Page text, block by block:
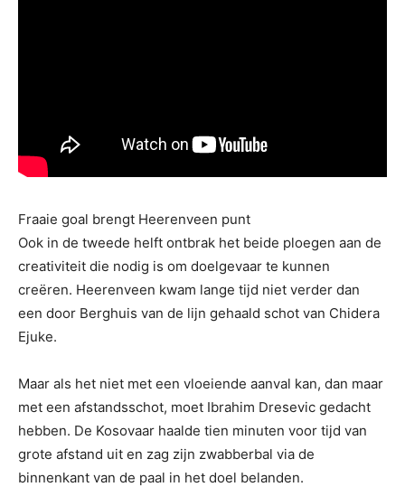
Fraaie goal brengt Heerenveen punt
Ook in de tweede helft ontbrak het beide ploegen aan de
creativiteit die nodig is om doelgevaar te kunnen
creëren. Heerenveen kwam lange tijd niet verder dan
een door Berghuis van de lijn gehaald schot van Chidera
Ejuke.
Maar als het niet met een vloeiende aanval kan, dan maar
met een afstandsschot, moet Ibrahim Dresevic gedacht
hebben. De Kosovaar haalde tien minuten voor tijd van
grote afstand uit en zag zijn zwabberbal via de
binnenkant van de paal in het doel belanden.